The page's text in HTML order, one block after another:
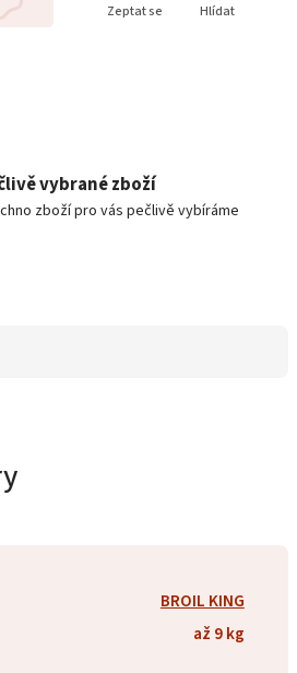
Zeptat se Hlídat
vybrané zboží
zboží pro vás pečlivě vybíráme
BROIL KING
až 9 kg